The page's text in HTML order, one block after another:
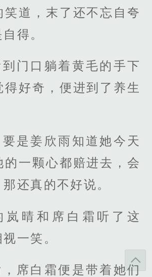
笑道，末了还不忘自夸
得。
到门口躺着黄毛的手下
得好奇，便进到了养生
是姜欣雨知道她今天
的一颗心都赔进去，会
还真的不好说。
岚晴和席白霜听了这
一笑。
席白霜便是带着她们